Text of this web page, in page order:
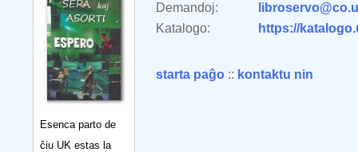
Esenca parto de
ĉiu UK estas la
Demandoj:
Katalogo:
https://
starta paĝo :: kontaktu nin